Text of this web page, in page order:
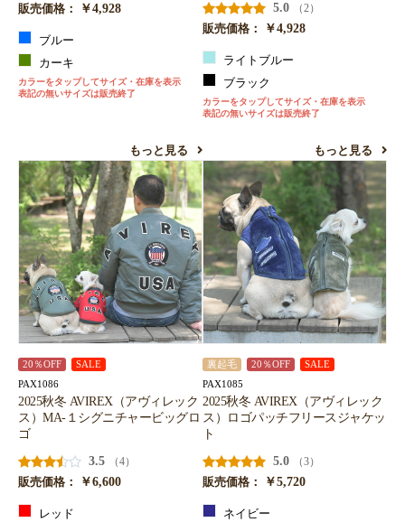
販売価格： ￥4,928
ブルー
カーキ
カラーをタップしてサイズ・在庫を表示
表記の無いサイズは販売終了
もっと見る
5.0
（2）
販売価格：
￥4,928
ライトブルー
ブラック
カラーをタップしてサイズ・在庫を表示
表記の無いサイズは販売終了
もっと見る
20％OFF SALE
PAX1086
2025秋冬 AVIREX（アヴィレック
ス）MA-１シグニチャービッグロ
ゴ
3.5
（4）
販売価格：
￥6,600
レッド
裏起毛 20％OFF SALE
PAX1085
2025秋冬 AVIREX（アヴィレック
ス）ロゴパッチフリースジャケッ
ト
5.0
（3）
販売価格：
￥5,720
ネイビー